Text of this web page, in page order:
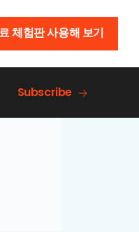
체험판 사용해 보기
Subscribe